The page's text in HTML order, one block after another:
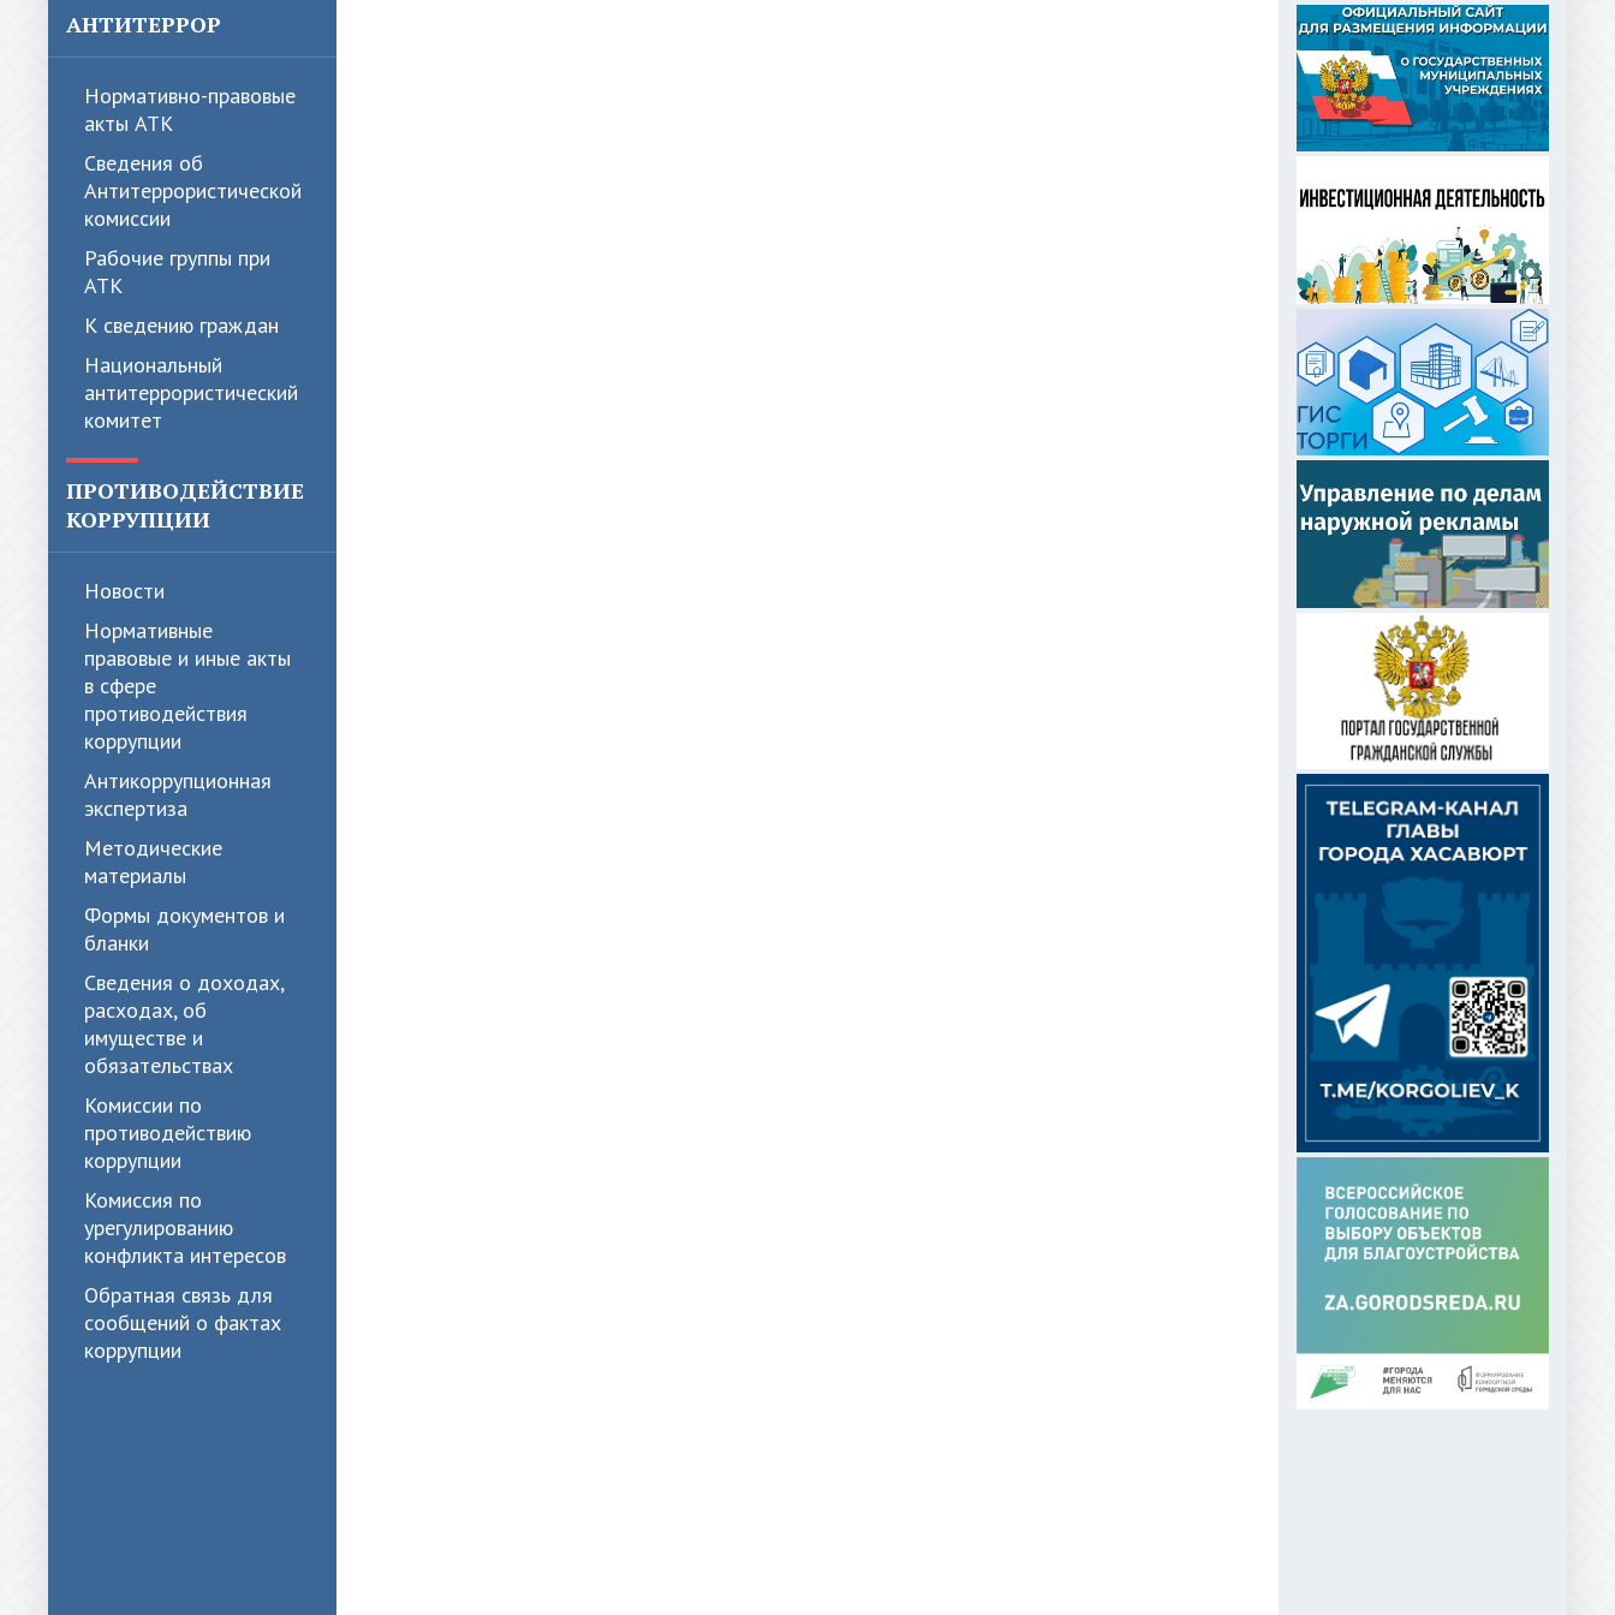
АНТИТЕРРОР
Нормативно-правовые
акты АТК
Сведения об
Антитеррористической
комиссии
Рабочие группы при
АТК
К сведению граждан
Национальный
антитеррористический
комитет
ПРОТИВОДЕЙСТВИЕ
КОРРУПЦИИ
Новости
Нормативные
правовые и иные акты
в сфере
противодействия
коррупции
Антикоррупционная
экспертиза
Методические
материалы
Формы документов и
бланки
Сведения о доходах,
расходах, об
имуществе и
обязательствах
Комиссии по
противодействию
коррупции
Комиссия по
урегулированию
конфликта интересов
Обратная связь для
сообщений о фактах
коррупции